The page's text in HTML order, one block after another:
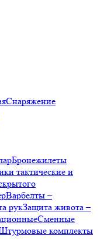
Снаряжение
Бронежилеты
тактические и
Варбелты –
рукЗащита живота –
Сменные
комплекты